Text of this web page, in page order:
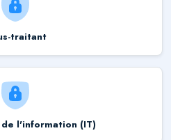
traitant
l'information (IT)